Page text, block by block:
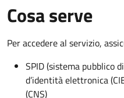
Cosa serve
Per accedere al servizio,
SPID (sistema pubblico
d’identità elettronica
(CNS)